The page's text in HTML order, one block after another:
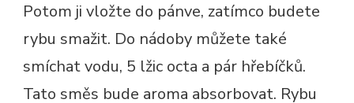
Potom ji vložte do pánve, zatímco budete
rybu smažit. Do nádoby můžete také
smíchat vodu, 5 lžic octa a pár hřebíčků.
Tato směs bude aroma absorbovat. Rybu